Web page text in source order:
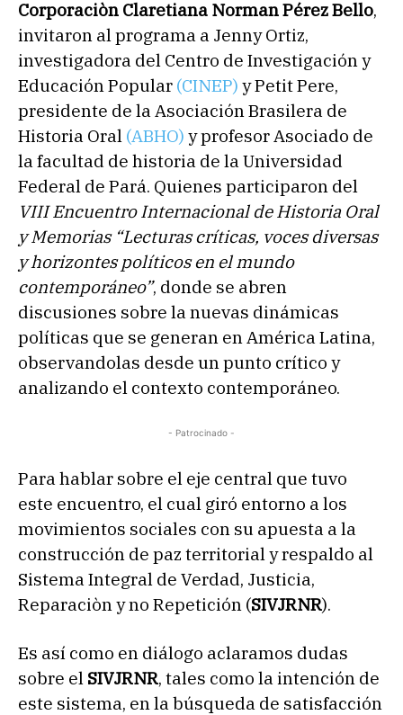
Corporaciòn Claretiana Norman Pérez Bello,
invitaron al programa a Jenny Ortiz,
investigadora del Centro de Investigación y
Educación Popular (CINEP) y Petit Pere,
presidente de la Asociación Brasilera de
Historia Oral (ABHO) y profesor Asociado de
la facultad de historia de la Universidad
Federal de Pará. Quienes participaron del
VIII Encuentro Internacional de Historia Oral
y Memorias “Lecturas críticas, voces diversas
y horizontes políticos en el mundo
contemporáneo”, donde se abren
discusiones sobre la nuevas dinámicas
políticas que se generan en América Latina,
observandolas desde un punto crítico y
analizando el contexto contemporáneo.
- Patrocinado -
Para hablar sobre el eje central que tuvo
este encuentro, el cual giró entorno a los
movimientos sociales con su apuesta a la
construcción de paz territorial y respaldo al
Sistema Integral de Verdad, Justicia,
Reparaciòn y no Repetición (SIVJRNR).
Es así como en diálogo aclaramos dudas
sobre el SIVJRNR, tales como la intención de
este sistema, en la búsqueda de satisfacción